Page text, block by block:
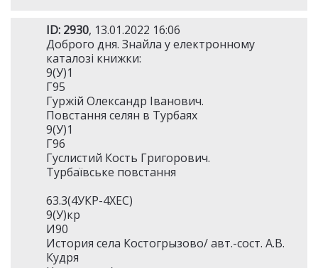
ID: 2930, 13.01.2022 16:06
Доброго дня. Знайла у електронному
каталозі книжки:
9(У)1
Г95
Гуржій Олександр Іванович.
Повстання селян в Турбаях
9(У)1
Г96
Гуслистий Кость Григорович.
Турбаївське повстання
63.3(4УКР-4ХЕС)
9(У)кр
И90
История села Костогрызово/ авт.-сост. А.В.
Кудря